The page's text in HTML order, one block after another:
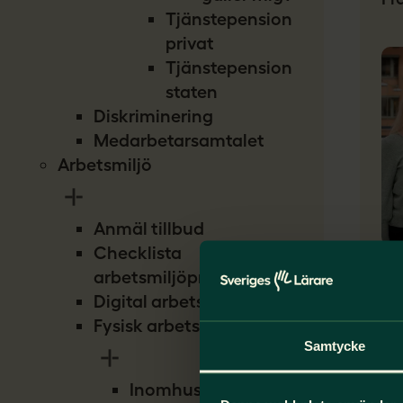
Samtycke
Tjänstepension
privat
Tjänstepension
staten
Diskriminering
Medarbetarsamtalet
Arbetsmiljö
Anmäl tillbud
Checklista
arbetsmiljöproblem
Digital arbetsmiljö
Fysisk arbetsmiljö
Inomhusmiljö